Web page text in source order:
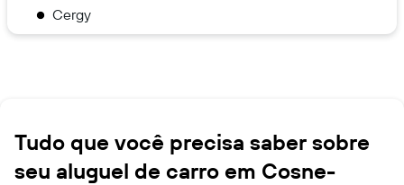
Cergy
Tudo que você precisa saber sobre
seu aluguel de carro em Cosne-